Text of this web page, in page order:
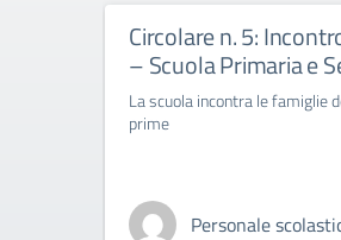
Circolare n. 5:
– Scuola Primaria e
La scuola incontra le famiglie
prime
Personale